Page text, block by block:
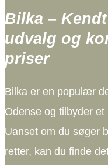
Bilka –
udvalg og
priser
Bilka er en populær
Odense og tilbyder
Uanset om du søger
retter, kan du finde